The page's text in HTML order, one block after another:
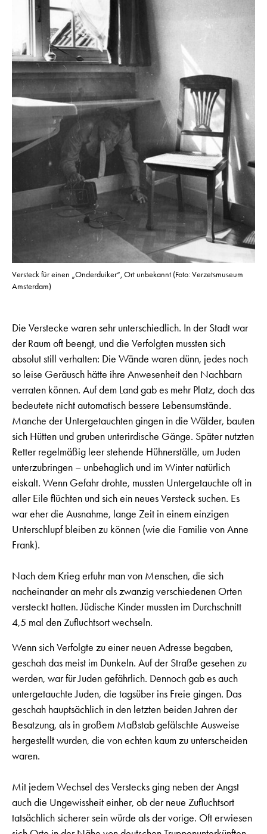
Versteck für einen „Onderduiker“, Ort unbekannt (Foto: Verzetsmuseum
Amsterdam)
Die Verstecke waren sehr unterschiedlich. In der Stadt war
der Raum oft beengt, und die Verfolgten mussten sich
absolut still verhalten: Die Wände waren dünn, jedes noch
so leise Geräusch hätte ihre Anwesenheit den Nachbarn
verraten können. Auf dem Land gab es mehr Platz, doch das
bedeutete nicht automatisch bessere Lebensumstände.
Manche der Untergetauchten gingen in die Wälder, bauten
sich Hütten und gruben unterirdische Gänge. Später nutzten
Retter regelmäßig leer stehende Hühnerställe, um Juden
unterzubringen – unbehaglich und im Winter natürlich
eiskalt. Wenn Gefahr drohte, mussten Untergetauchte oft in
aller Eile flüchten und sich ein neues Versteck suchen. Es
war eher die Ausnahme, lange Zeit in einem einzigen
Unterschlupf bleiben zu können (wie die Familie von Anne
Frank).
Nach dem Krieg erfuhr man von Menschen, die sich
nacheinander an mehr als zwanzig verschiedenen Orten
versteckt hatten. Jüdische Kinder mussten im Durchschnitt
4,5 mal den Zufluchtsort wechseln.
Wenn sich Verfolgte zu einer neuen Adresse begaben,
geschah das meist im Dunkeln. Auf der Straße gesehen zu
werden, war für Juden gefährlich. Dennoch gab es auch
untergetauchte Juden, die tagsüber ins Freie gingen. Das
geschah hauptsächlich in den letzten beiden Jahren der
Besatzung, als in großem Maßstab gefälschte Ausweise
hergestellt wurden, die von echten kaum zu unterscheiden
waren.
Mit jedem Wechsel des Verstecks ging neben der Angst
auch die Ungewissheit einher, ob der neue Zufluchtsort
tatsächlich sicherer sein würde als der vorige. Oft erwiesen